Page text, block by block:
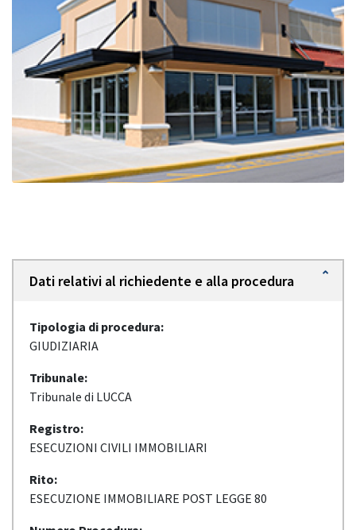
Dati relativi al richiedente e alla procedura
Tipologia di procedura:
GIUDIZIARIA
Tribunale:
Tribunale di LUCCA
Registro:
ESECUZIONI CIVILI IMMOBILIARI
Rito:
ESECUZIONE IMMOBILIARE POST LEGGE 80